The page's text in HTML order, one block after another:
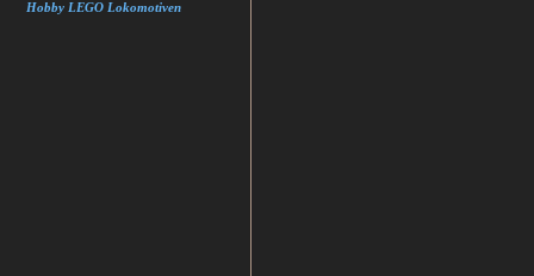
Hobby LEGO Lokomotiven